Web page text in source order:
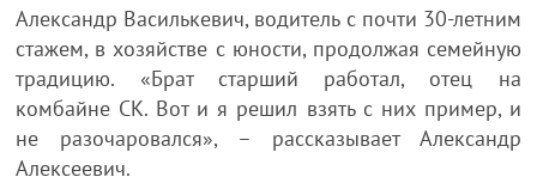
Александр Василькевич, водитель с почти 30-летним
стажем, в хозяйстве с юности, продолжая семейную
традицию. «Брат старший работал, отец на
комбайне СК. Вот и я решил взять с них пример, и
не разочаровался», – рассказывает Александр
Алексеевич.